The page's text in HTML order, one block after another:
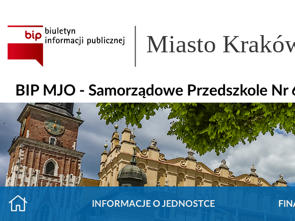
Miasto
BIP MJO - Samorządowe Przedszkole Nr
INFORMACJE O JEDNOSTCE